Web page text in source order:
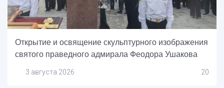
Открытие и освящение скульптурного изображения
святого праведного адмирала Феодора Ушакова
3 августа 2026 20